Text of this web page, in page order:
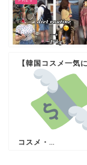
【韓国コスメ一気
コスメ・...